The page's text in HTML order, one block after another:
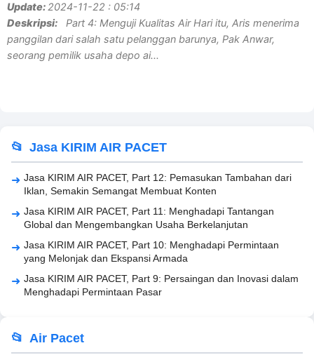
Update: 2024-11-22 : 05:14
Deskripsi: Part 4: Menguji Kualitas Air Hari itu, Aris menerima
panggilan dari salah satu pelanggan barunya, Pak Anwar,
seorang pemilik usaha depo ai...
Jasa KIRIM AIR PACET
Jasa KIRIM AIR PACET, Part 12: Pemasukan Tambahan dari
Iklan, Semakin Semangat Membuat Konten
Jasa KIRIM AIR PACET, Part 11: Menghadapi Tantangan
Global dan Mengembangkan Usaha Berkelanjutan
Jasa KIRIM AIR PACET, Part 10: Menghadapi Permintaan
yang Melonjak dan Ekspansi Armada
Jasa KIRIM AIR PACET, Part 9: Persaingan dan Inovasi dalam
Menghadapi Permintaan Pasar
Air Pacet